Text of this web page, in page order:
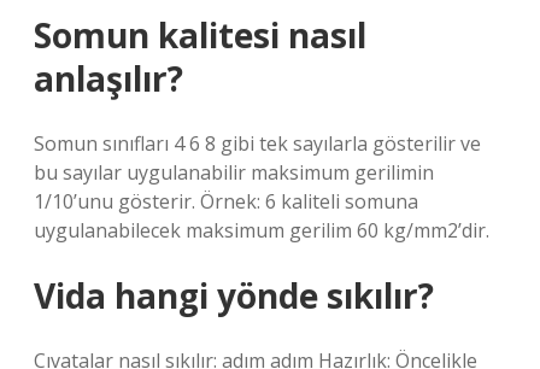
Somun kalitesi nasıl
anlaşılır?
Somun sınıfları 4 6 8 gibi tek sayılarla gösterilir ve
bu sayılar uygulanabilir maksimum gerilimin
1/10’unu gösterir. Örnek: 6 kaliteli somuna
uygulanabilecek maksimum gerilim 60 kg/mm2’dir.
Vida hangi yönde sıkılır?
Cıvatalar nasıl sıkılır: adım adım Hazırlık: Öncelikle